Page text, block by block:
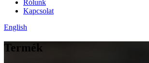
Rólunk
Kapcsolat
English
Termék